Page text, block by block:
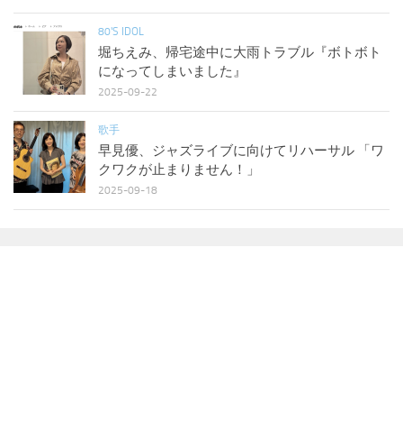
80'S IDOL
堀ちえみ、帰宅途中に大雨トラブル『ボトボト
になってしまいました』
2025-09-22
歌手
早見優、ジャズライブに向けてリハーサル 「ワ
クワクが止まりません！」
2025-09-18